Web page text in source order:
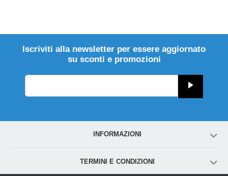
Iscriviti alla newsletter per essere aggiornato
su sconti e promozioni
INFORMAZIONI
TERMINI E CONDIZIONI